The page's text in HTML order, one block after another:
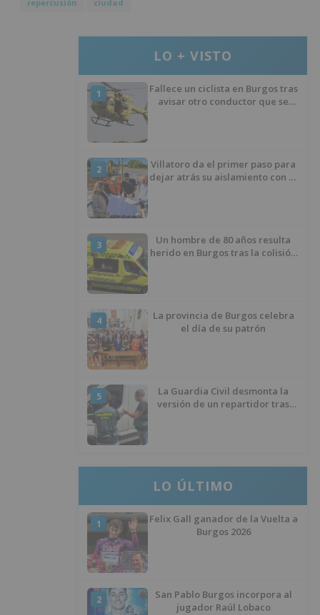
repercusión ciudad
LO + VISTO
1
Fallece un ciclista en Burgos tras
avisar otro conductor que se
2
Villatoro da el primer paso para
dejar atrás su aislamiento con el
3
Un hombre de 80 años resulta
herido en Burgos tras la colisión
4
La provincia de Burgos celebra
el día de su patrón
5
La Guardia Civil desmonta la
versión de un repartidor tras
LO ÚLTIMO
1
Felix Gall ganador de la Vuelta a
Burgos 2026
2
San Pablo Burgos incorpora al
jugador Raúl Lobaco